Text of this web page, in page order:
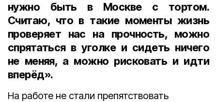
нужно быть в Москве с тортом.
Считаю, что в такие моменты жизнь
проверяет нас на прочность, можно
спрятаться в уголке и сидеть ничего
не меняя, а можно рисковать и идти
вперёд».
На работе не стали препятствовать